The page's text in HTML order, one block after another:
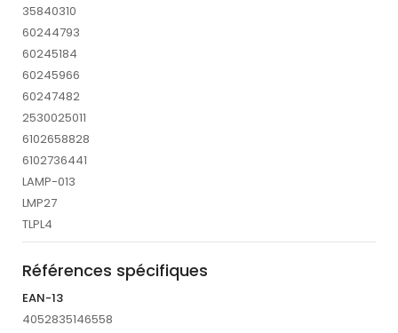
35840310
60244793
60245184
60245966
60247482
2530025011
6102658828
6102736441
LAMP-013
LMP27
TLPL4
Références spécifiques
EAN-13
4052835146558